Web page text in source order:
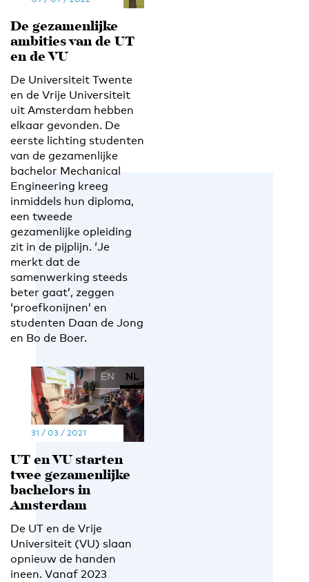
De gezamenlijke
ambities van de UT
en de VU
De Universiteit Twente
en de Vrije Universiteit
uit Amsterdam hebben
elkaar gevonden. De
eerste lichting studenten
van de gezamenlijke
bachelor Mechanical
Engineering kreeg
inmiddels hun diploma,
een tweede
gezamenlijke opleiding
zit in de pijplijn. ‘Je
merkt dat de
samenwerking steeds
beter gaat’, zeggen
‘proefkonijnen’ en
studenten Daan de Jong
en Bo de Boer.
EN NL
31 / 03 / 2021
UT en VU starten
twee gezamenlijke
bachelors in
Amsterdam
De UT en de Vrije
Universiteit (VU) slaan
opnieuw de handen
ineen. Vanaf 2023